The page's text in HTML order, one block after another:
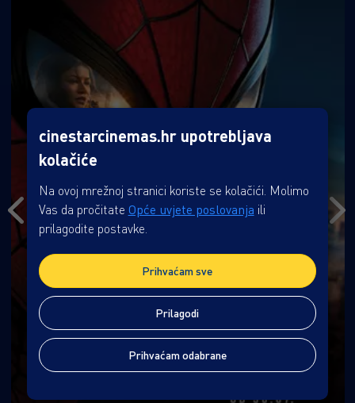
cinestarcinemas.hr upotrebljava
kolačiće
Na ovoj mrežnoj stranici koriste se kolačići. Molimo
Vas da pročitate Opće uvjete poslovanja ili
prilagodite postavke.
Prihvaćam odabrane
Prilagodi
Prihvaćam sve